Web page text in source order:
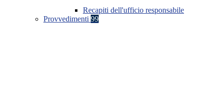
Recapiti dell'ufficio responsabile
Provvedimenti 99